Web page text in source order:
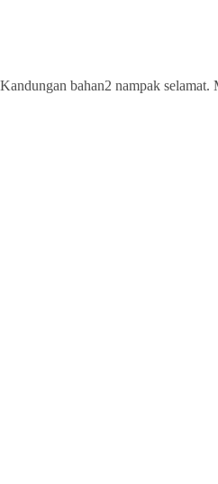
Kandungan bahan2 nampak selamat.